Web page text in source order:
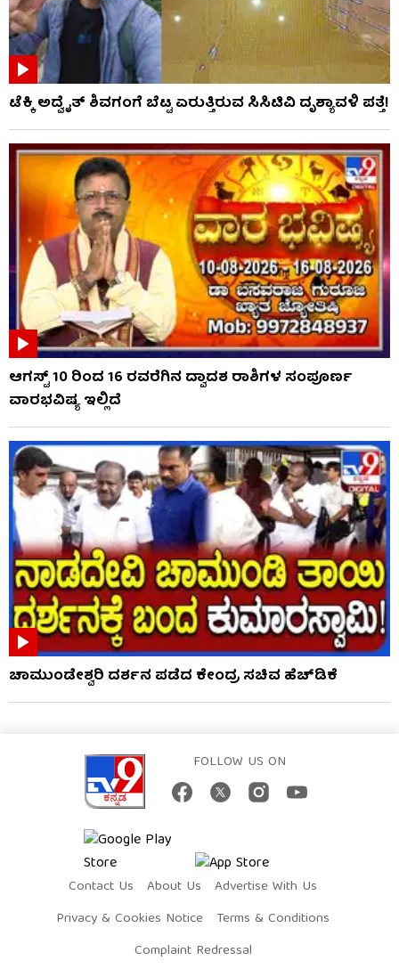
ಟೆಕ್ಕಿ ಅದ್ವೈತ್ ಶಿವಗಂಗೆ ಬೆಟ್ಟ ಏರುತ್ತಿರುವ ಸಿಸಿಟಿವಿ ದೃಶ್ಯಾವಳಿ ಪತ್ತೆ!
ಆಗಸ್ಟ್ 10 ರಿಂದ 16 ರವರೆಗಿನ ದ್ವಾದಶ ರಾಶಿಗಳ ಸಂಪೂರ್ಣ
ವಾರಭವಿಷ್ಯ ಇಲ್ಲಿದೆ
ಚಾಮುಂಡೇಶ್ವರಿ ದರ್ಶನ ಪಡೆದ ಕೇಂದ್ರ ಸಚಿವ ಹೆಚ್​​ಡಿಕೆ
FOLLOW US ON
Contact Us About Us
Advertise With Us
Privacy & Cookies Notice
Terms & Conditions
Complaint Redressal